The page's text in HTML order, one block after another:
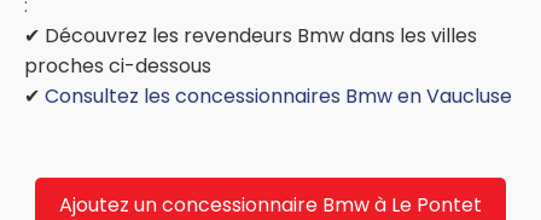
✔ Découvrez les revendeurs Bmw dans les villes
proches ci-dessous
✔ Consultez les concessionnaires Bmw en Vaucluse
Ajoutez un concessionnaire Bmw à Le Pontet